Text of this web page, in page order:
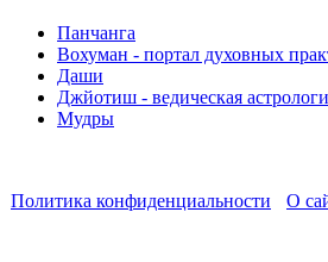
Панчанга
Вохуман - портал духовных
Даши
Джйотиш - ведическая
Мудры
Политика конфиденциальности О